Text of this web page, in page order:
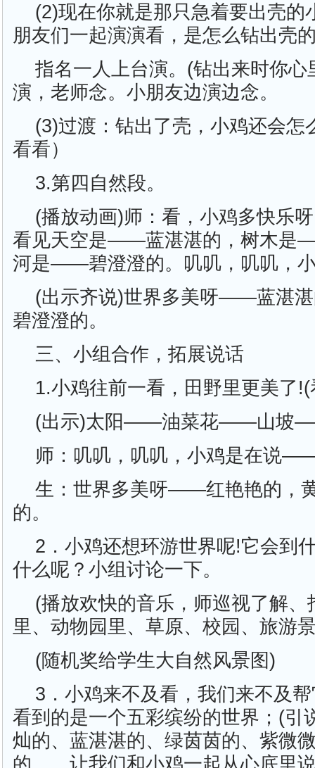
(2)现在你就是那只急着要出壳的
朋友们一起演演看，是怎么钻出壳
指名一人上台演。(钻出来时你心
演，老师念。小朋友边演边念。
(3)过渡：钻出了壳，小鸡还会怎
看看）
3.第四自然段。
(播放动画)师：看，小鸡多快乐
看见天空是——蓝湛湛的，树木是
河是——碧澄澄的。叽叽，叽叽，
(出示齐说)世界多美呀——蓝湛
碧澄澄的。
三、小组合作，拓展说话
1.小鸡往前一看，田野里更美了
(出示)太阳——油菜花——山坡
师：叽叽，叽叽，小鸡是在说
生：世界多美呀——红艳艳的，
的。
2．小鸡还想环游世界呢!它会到
什么呢？小组讨论一下。
(播放欢快的音乐，师巡视了解、
里、动物园里、草原、校园、旅
(随机奖给学生大自然风景图)
3．小鸡来不及看，我们来不及
看到的是一个五彩缤纷的世界；(引
灿的、蓝湛湛的、绿茵茵的、紫微
的……让我们和小鸡一起从心底里